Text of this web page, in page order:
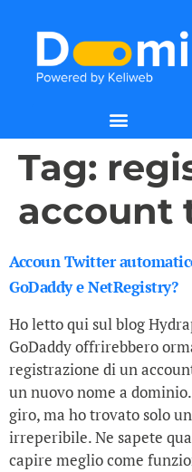
Tag:
account
Accoun Twitter
GoDaddy e NetRegistry?
Ho letto qui sul blog
GoDaddy offrirebbero
registrazione di un
un nuovo nome a
giro, ma ho trovato solo
irreperibile. Ne sapete
capire meglio come